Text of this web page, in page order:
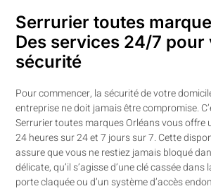
Serrurier toutes
Des services 24/7 pour
sécurité
Pour commencer, la sécurité de votre
entreprise ne doit jamais être compromise.
Serrurier toutes marques Orléans vous offre
24 heures sur 24 et 7 jours sur 7. Cette
assure que vous ne restiez jamais bloqué
délicate, qu’il s’agisse d’une clé cassée dans
porte claquée ou d’un système d’accès